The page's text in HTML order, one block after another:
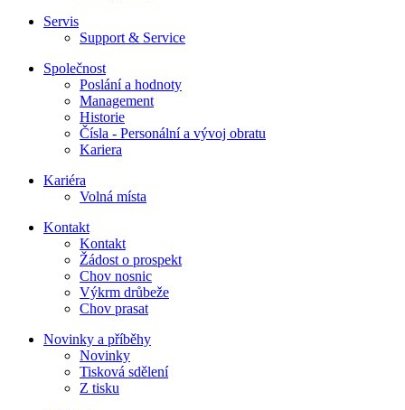
Servis
Support & Service
Společnost
Poslání a hodnoty
Management
Historie
Čísla - Personální a vývoj obratu
Kariera
Kariéra
Volná místa
Kontakt
Kontakt
Žádost o prospekt
Chov nosnic
Výkrm drůbeže
Chov prasat
Novinky a příběhy
Novinky
Tisková sdělení
Z tisku